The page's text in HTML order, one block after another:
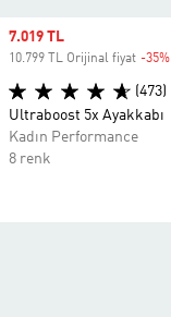
Sale price
7.019 TL
10.799 TL Orijinal fiyat -35%
(473)
Ultraboost 5x Ayakkabı
Kadın Performance
8 renk